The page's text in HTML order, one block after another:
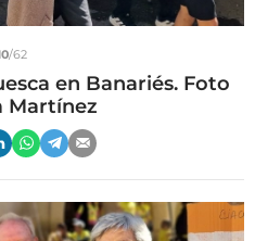
/62
en Banariés. Foto
Martínez